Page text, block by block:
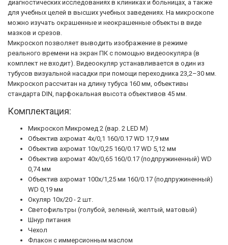
диагностических исследованиях в клиниках и больницах, а также
для учебных целей в высших учебных заведениях. На микроскопе
можно изучать окрашенные и неокрашенные объекты в виде
мазков и срезов.
Микроскоп позволяет выводить изображение в режиме
реального времени на экран ПК с помощью видеоокуляра (в
комплект не входит). Видеоокуляр устанавливается в один из
тубусов визуальной насадки при помощи переходника 23,2–30 мм.
Микроскоп рассчитан на длину тубуса 160 мм, объективы
стандарта DIN, парфокальная высота объективов 45 мм.
Комплектация:
Микроскоп Микромед 2 (вар. 2 LED М)
Объектив ахромат 4х/0,1 160/0.17 WD 17,9 мм
Объектив ахромат 10х/0,25 160/0.17 WD 5,12 мм
Объектив ахромат 40х/0,65 160/0.17 (подпружиненный) WD
0,74 мм
Объектив ахромат 100х/1,25 ми 160/0.17 (подпружиненный)
WD 0,19 мм
Окуляр 10х/20 - 2 шт.
Светофильтры (голубой, зеленый, желтый, матовый)
Шнур питания
Чехол
Флакон с иммерсионным маслом